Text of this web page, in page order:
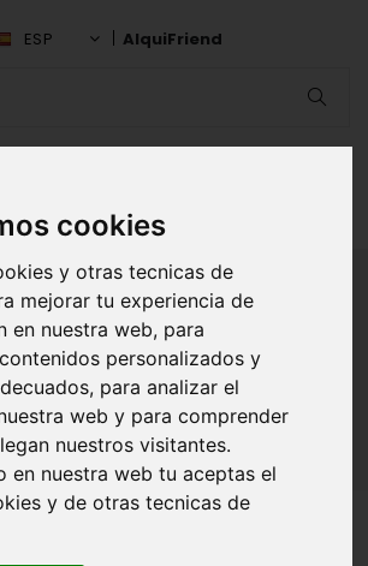
cookies
y otras tecnicas de
mejorar tu experiencia de
en nuestra web, para
personalizados y
para analizar el
web y para comprender
nuestros visitantes.
en nuestra web tu aceptas el
y de otras tecnicas de
ESP AlquiFriend
AMIGO
Sevilla Marc Espunez